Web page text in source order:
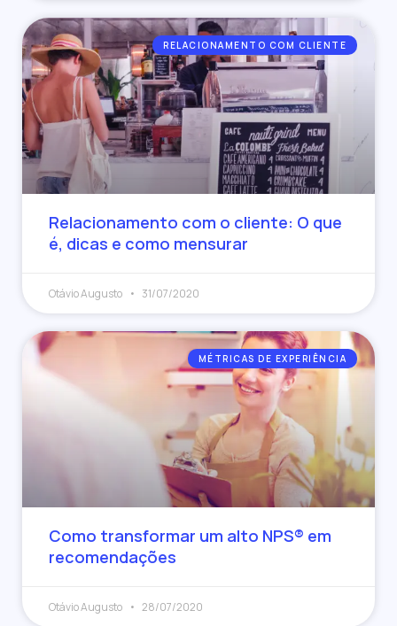
RELACIONAMENTO COM CLIENTE
Relacionamento com o cliente: O que
é, dicas e como mensurar
Otávio Augusto 31/07/2020
MÉTRICAS DE EXPERIÊNCIA
Como transformar um alto NPS® em
recomendações
Otávio Augusto 28/07/2020